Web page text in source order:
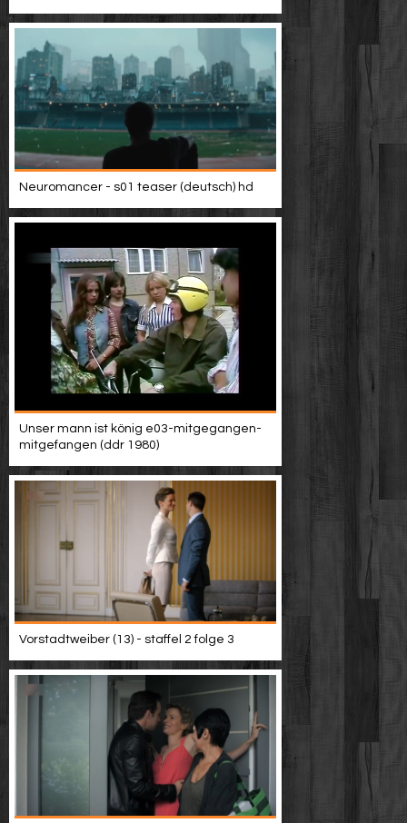
Neuromancer - s01 teaser (deutsch) hd
Unser mann ist könig e03-mitgegangen-
mitgefangen (ddr 1980)
Vorstadtweiber (13) - staffel 2 folge 3